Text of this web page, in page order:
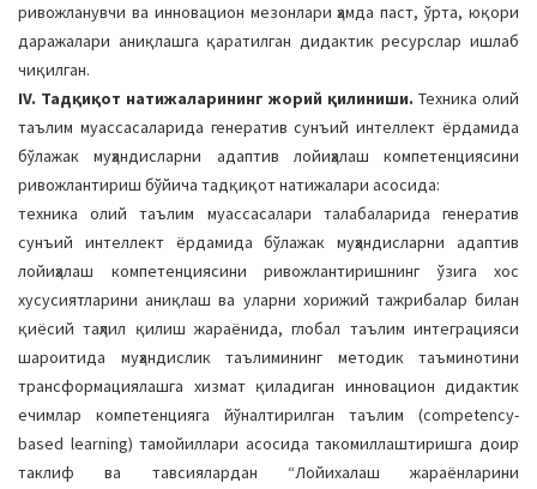
ривожланувчи ва инновацион мезонлари ҳамда паст, ўрта, юқори
даражалари аниқлашга қаратилган дидактик ресурслар ишлаб
чиқилган.
IV. Тадқиқот натижаларининг жорий қилиниши. Техника олий
таълим муассасаларида генератив сунъий интеллект ёрдамида
бўлажак муҳандисларни адаптив лойиҳалаш компетенциясини
ривожлантириш бўйича тадқиқот натижалари асосида:
техника олий таълим муассасалари талабаларида генератив
сунъий интеллект ёрдамида бўлажак муҳандисларни адаптив
лойиҳалаш компетенциясини ривожлантиришнинг ўзига хос
хусусиятларини аниқлаш ва уларни хорижий тажрибалар билан
қиёсий таҳлил қилиш жараёнида, глобал таълим интеграцияси
шароитида муҳандислик таълимининг методик таъминотини
трансформациялашга хизмат қиладиган инновацион дидактик
ечимлар компетенцияга йўналтирилган таълим (competency-
based learning) тамойиллари асосида такомиллаштиришга доир
таклиф ва тавсиялардан “Лойихалаш жараёнларини